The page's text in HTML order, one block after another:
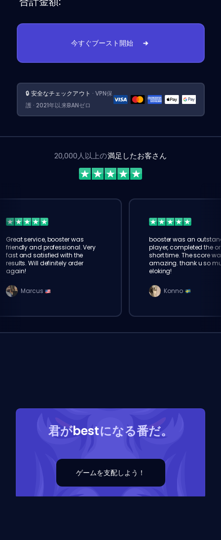
今すぐブースト開始
🔒 安全なチェックアウト · VPN保
護 · 2021年以来BANゼロ
20,000人以上の満足したお客さん
Great service, booster was
friendly and professional. Very
fast and satisfied with the
results. Will definitely order
again!
Marcus
booster was an
player, completed the
short time. The score
amazing. thank u so
eloking!
Konno
君がbestになる番だ。
ゲームを支配しよう！